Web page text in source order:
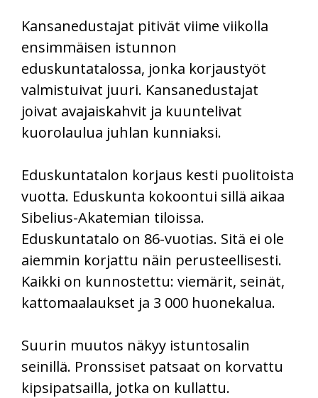
Kansanedustajat pitivät viime viikolla
ensimmäisen istunnon
eduskuntatalossa, jonka korjaustyöt
valmistuivat juuri. Kansanedustajat
joivat avajaiskahvit ja kuuntelivat
kuorolaulua juhlan kunniaksi.
Eduskuntatalon korjaus kesti puolitoista
vuotta. Eduskunta kokoontui sillä aikaa
Sibelius-Akatemian tiloissa.
Eduskuntatalo on 86-vuotias. Sitä ei ole
aiemmin korjattu näin perusteellisesti.
Kaikki on kunnostettu: viemärit, seinät,
kattomaalaukset ja 3 000 huonekalua.
Suurin muutos näkyy istuntosalin
seinillä. Pronssiset patsaat on korvattu
kipsipatsailla, jotka on kullattu.